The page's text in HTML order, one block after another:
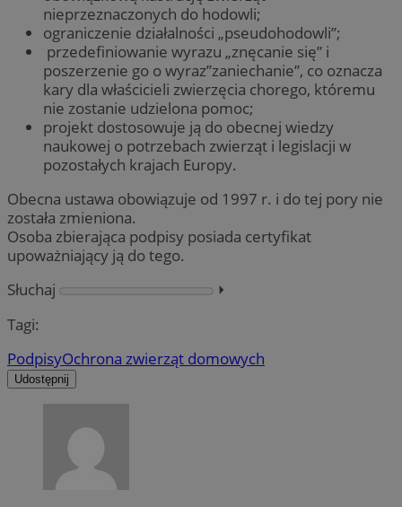
nieprzeznaczonych do hodowli;
ograniczenie działalności „pseudohodowli”;
przedefiniowanie wyrazu „znęcanie się” i
poszerzenie go o wyraz”zaniechanie”, co oznacza
kary dla właścicieli zwierzęcia chorego, któremu
nie zostanie udzielona pomoc;
projekt dostosowuje ją do obecnej wiedzy
naukowej o potrzebach zwierząt i legislacji w
pozostałych krajach Europy.
Obecna ustawa obowiązuje od 1997 r. i do tej pory nie
została zmieniona.
Osoba zbierająca podpisy posiada certyfikat
upoważniający ją do tego.
Słuchaj
⏵︎
Tagi:
PodpisyOchrona zwierząt domowych
Udostępnij